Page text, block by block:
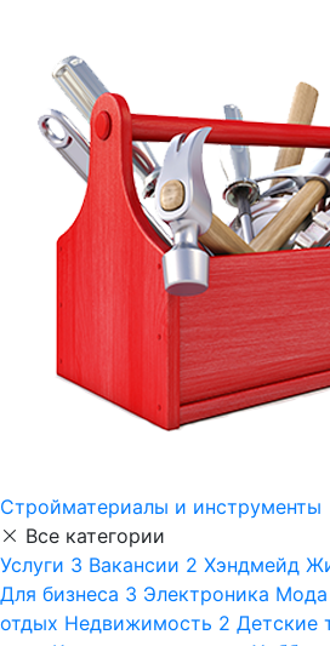
Стройматериалы и инструменты
Все категории
Услуги 3 Вакансии 2 Хэндмейд
Для бизнеса 3 Электроника Мода
отдых Недвижимость 2 Детские